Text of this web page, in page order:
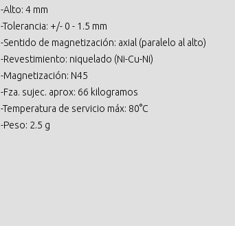
-Alto: 4 mm
-Tolerancia: +/- 0 - 1.5 mm
-Sentido de magnetización: axial (paralelo al alto)
-Revestimiento: niquelado (Ni-Cu-Ni)
-Magnetización: N45
-Fza. sujec. aprox: 66 kilogramos
-Temperatura de servicio máx: 80°C
-Peso: 2.5 g